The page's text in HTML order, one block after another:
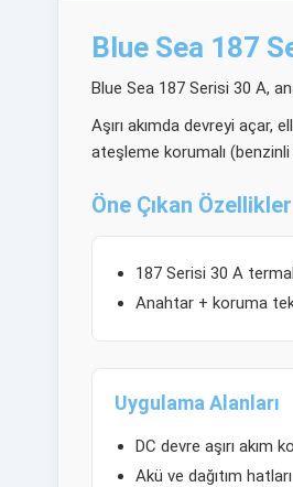
Blue Sea 187
Blue Sea 187 Serisi 30 A,
Aşırı akımda devreyi açar,
ateşleme korumalı (benzinli
Öne Çıkan Özellikler
187 Serisi 30 A
Anahtar + koruma
Uygulama Alanları
DC devre aşırı akım
Akü ve dağıtım hatları